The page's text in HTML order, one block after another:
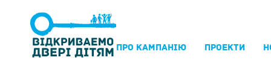
ПРО КАМПАНIЮ ПРОЕКТИ